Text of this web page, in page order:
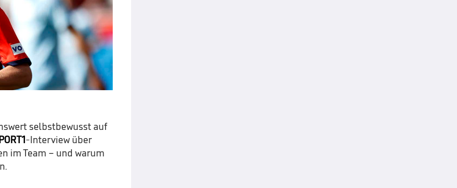
selbstbewusst auf
-Interview über
im Team – und warum